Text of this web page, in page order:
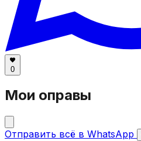
0
Мои оправы
Отправить всё в WhatsApp